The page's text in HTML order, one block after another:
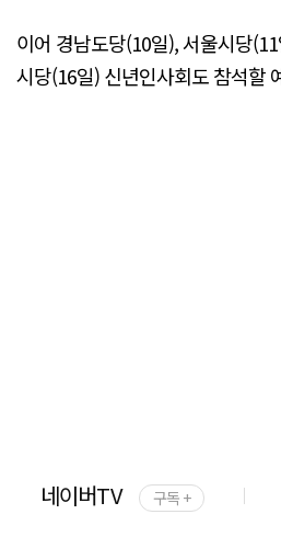
이어 경남도당(10일), 서울시당
시당(16일) 신년인사회도 참석할
네이버TV 구독 +